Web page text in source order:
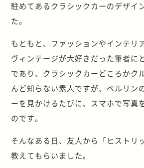
駐めてあるクラシックカーのデザイ
た。
もともと、ファッションやインテリ
ヴィンテージが大好きだった筆者に
であり、クラシックカーどころかク
んど知らない素人ですが、ベルリン
ーを見かけるたびに、スマホで写真
のです。
そんなある日、友人から「ヒストリ
教えてもらいました。